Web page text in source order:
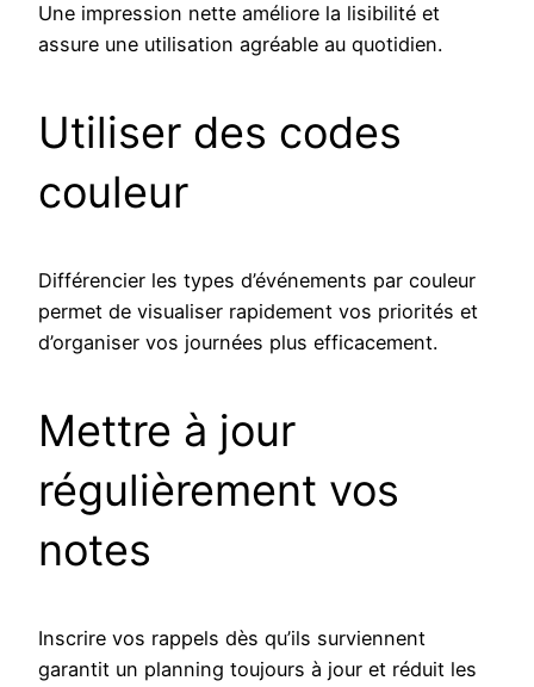
Une impression nette améliore la lisibilité et
assure une utilisation agréable au quotidien.
Utiliser des codes
couleur
Différencier les types d’événements par couleur
permet de visualiser rapidement vos priorités et
d’organiser vos journées plus efficacement.
Mettre à jour
régulièrement vos
notes
Inscrire vos rappels dès qu’ils surviennent
garantit un planning toujours à jour et réduit les